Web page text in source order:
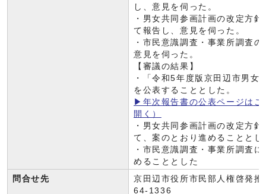
し、意見を伺った。
・男女共同参画計画の改定方
て報告し、意見を伺った。
・市民意識調査・事業所調査
意見を伺った。
【審議の結果】
・「令和5年度版京田辺市男女
を公表することとした。
▶年次報告書の公表ページはこ
開く）
・男女共同参画計画の改定方
て、案のとおり進めることとし
・市民意識調査・事業所調査
めることとした
問合せ先
京田辺市役所市民部人権啓発
64-1336